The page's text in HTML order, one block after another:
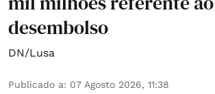
desembolso
DN/Lusa
Publicado a: 07 Agosto 2026, 11:38